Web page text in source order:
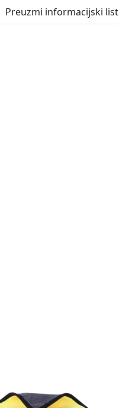
Preuzmi informacijski list